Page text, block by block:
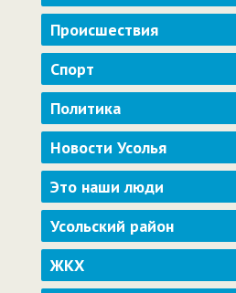
Происшествия
Спорт
Политика
Новости Усолья
Это наши люди
Усольский район
ЖКХ